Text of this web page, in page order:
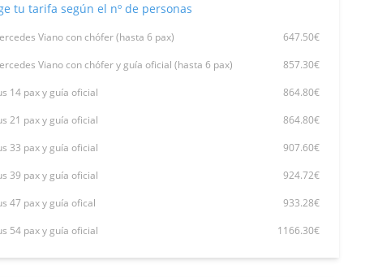
tu tarifa según el nº de personas
Viano con chófer (hasta 6 pax)
647.50€
Viano con chófer y guía oficial (hasta 6 pax)
857.30€
14 pax y guía oficial
864.80€
21 pax y guía oficial
864.80€
33 pax y guía oficial
907.60€
39 pax y guía oficial
924.72€
47 pax y guía ofical
933.28€
54 pax y guía oficial
1166.30€